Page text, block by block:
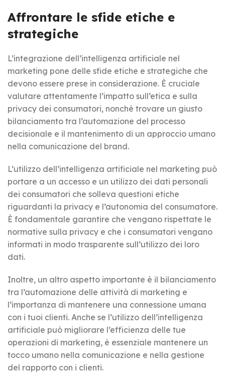
Affrontare le sfide etiche e
strategiche
L’integrazione dell’intelligenza artificiale nel
marketing pone delle sfide etiche e strategiche che
devono essere prese in considerazione. È cruciale
valutare attentamente l’impatto sull’etica e sulla
privacy dei consumatori, nonché trovare un giusto
bilanciamento tra l’automazione del processo
decisionale e il mantenimento di un approccio umano
nella comunicazione del brand.
L’utilizzo dell’intelligenza artificiale nel marketing può
portare a un accesso e un utilizzo dei dati personali
dei consumatori che solleva questioni etiche
riguardanti la privacy e l’autonomia del consumatore.
È fondamentale garantire che vengano rispettate le
normative sulla privacy e che i consumatori vengano
informati in modo trasparente sull’utilizzo dei loro
dati.
Inoltre, un altro aspetto importante è il bilanciamento
tra l’automazione delle attività di marketing e
l’importanza di mantenere una connessione umana
con i tuoi clienti. Anche se l’utilizzo dell’intelligenza
artificiale può migliorare l’efficienza delle tue
operazioni di marketing, è essenziale mantenere un
tocco umano nella comunicazione e nella gestione
del rapporto con i clienti.